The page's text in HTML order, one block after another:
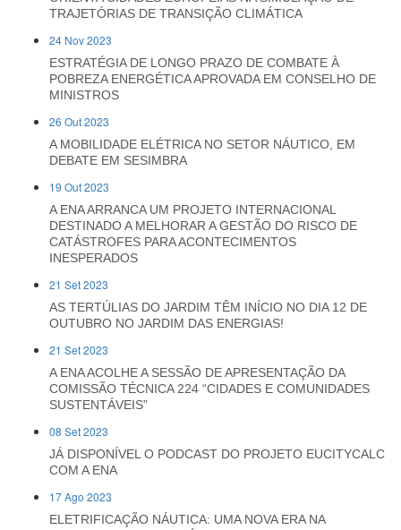
TRAJETÓRIAS DE TRANSIÇÃO CLIMÁTICA
24 Nov 2023
ESTRATÉGIA DE LONGO PRAZO DE COMBATE À
POBREZA ENERGÉTICA APROVADA EM CONSELHO DE
MINISTROS
26 Out 2023
A MOBILIDADE ELÉTRICA NO SETOR NÁUTICO, EM
DEBATE EM SESIMBRA
19 Out 2023
A ENA ARRANCA UM PROJETO INTERNACIONAL
DESTINADO A MELHORAR A GESTÃO DO RISCO DE
CATÁSTROFES PARA ACONTECIMENTOS
INESPERADOS
21 Set 2023
AS TERTÚLIAS DO JARDIM TÊM INÍCIO NO DIA 12 DE
OUTUBRO NO JARDIM DAS ENERGIAS!
21 Set 2023
A ENA ACOLHE A SESSÃO DE APRESENTAÇÃO DA
COMISSÃO TÉCNICA 224 “CIDADES E COMUNIDADES
SUSTENTÁVEIS”
08 Set 2023
JÁ DISPONÍVEL O PODCAST DO PROJETO EUCITYCALC
COM A ENA
17 Ago 2023
ELETRIFICAÇÃO NÁUTICA: UMA NOVA ERA NA